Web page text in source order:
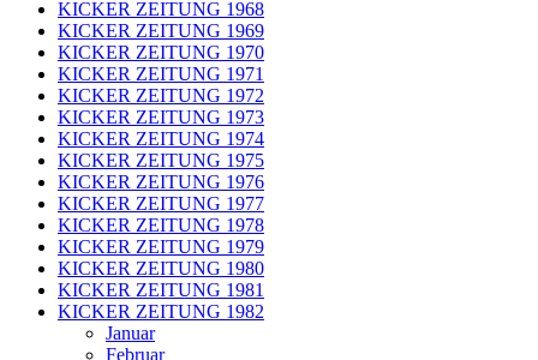
KICKER ZEITUNG 1968
KICKER ZEITUNG 1969
KICKER ZEITUNG 1970
KICKER ZEITUNG 1971
KICKER ZEITUNG 1972
KICKER ZEITUNG 1973
KICKER ZEITUNG 1974
KICKER ZEITUNG 1975
KICKER ZEITUNG 1976
KICKER ZEITUNG 1977
KICKER ZEITUNG 1978
KICKER ZEITUNG 1979
KICKER ZEITUNG 1980
KICKER ZEITUNG 1981
KICKER ZEITUNG 1982
Januar
Februar